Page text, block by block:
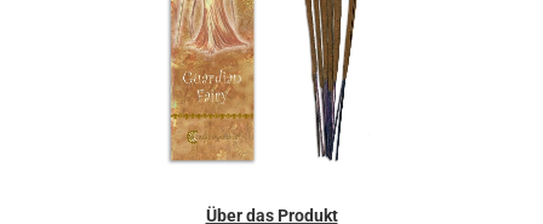
Über das Produkt